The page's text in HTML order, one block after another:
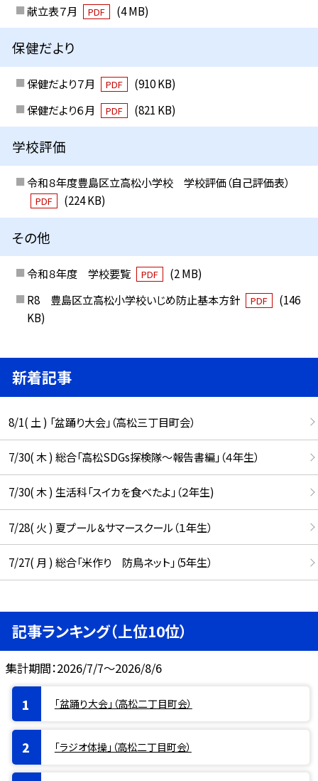
献立表７月 PDF (4 MB)
保健だより
保健だより７月 PDF
(910 KB)
保健だより６月
PDF (821 KB)
学校評価
令和８年度豊島区立高松小学校 学校評価（自己評価表）
PDF (224 KB)
その他
令和８年度 学校要覧 PDF
(2 MB)
R8 豊島区立高松小学校いじめ防止基本方針
PDF
(146
KB)
新着記事
8/1( 土 ) 「盆踊り大会」（高松三丁目町会）
7/30( 木 ) 総合「高松SDGs探検隊〜報告書編」（４年生）
7/30( 木 ) 生活科「スイカを食べたよ」（２年生)
7/28( 火 ) 夏プール＆サマースクール（１年生）
7/27( 月 ) 総合「米作り 防鳥ネット」（5年生）
記事ランキング（上位10位）
集計期間：2026/7/7～2026/8/6
「盆踊り大会」（高松二丁目町会）
「ラジオ体操」（高松二丁目町会）